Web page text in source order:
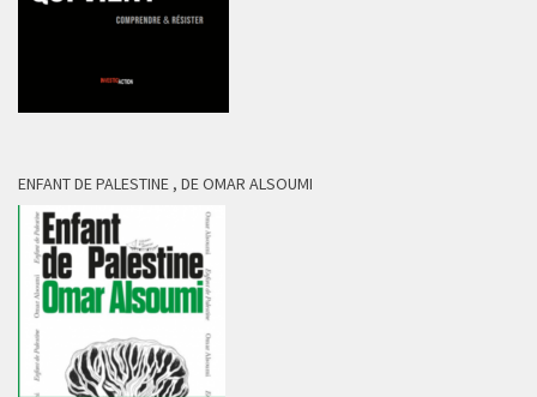
ENFANT DE PALESTINE , DE OMAR ALSOUMI